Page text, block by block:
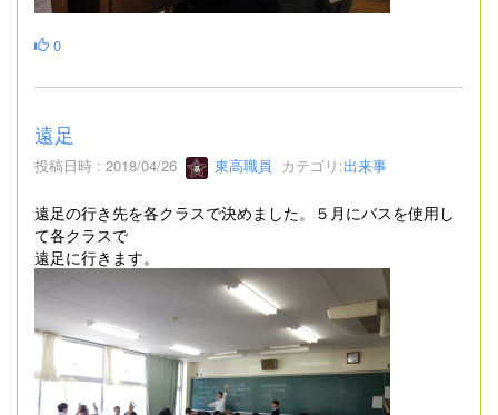
0
遠足
投稿日時 : 2018/04/26 東高職員 カテゴリ:出来事
遠足の行き先を各クラスで決めました。５月にバスを使用し
て各クラスで
遠足に行きます。